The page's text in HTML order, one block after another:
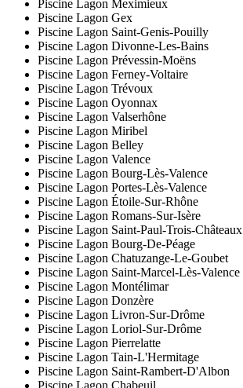
Piscine Lagon Meximieux
Piscine Lagon Gex
Piscine Lagon Saint-Genis-Pouilly
Piscine Lagon Divonne-Les-Bains
Piscine Lagon Prévessin-Moëns
Piscine Lagon Ferney-Voltaire
Piscine Lagon Trévoux
Piscine Lagon Oyonnax
Piscine Lagon Valserhône
Piscine Lagon Miribel
Piscine Lagon Belley
Piscine Lagon Valence
Piscine Lagon Bourg-Lès-Valence
Piscine Lagon Portes-Lès-Valence
Piscine Lagon Étoile-Sur-Rhône
Piscine Lagon Romans-Sur-Isère
Piscine Lagon Saint-Paul-Trois-Châteaux
Piscine Lagon Bourg-De-Péage
Piscine Lagon Chatuzange-Le-Goubet
Piscine Lagon Saint-Marcel-Lès-Valence
Piscine Lagon Montélimar
Piscine Lagon Donzère
Piscine Lagon Livron-Sur-Drôme
Piscine Lagon Loriol-Sur-Drôme
Piscine Lagon Pierrelatte
Piscine Lagon Tain-L'Hermitage
Piscine Lagon Saint-Rambert-D'Albon
Piscine Lagon Chabeuil